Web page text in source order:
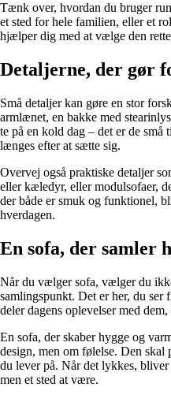
Tænk over, hvordan du bruger
et sted for hele familien, eller et
hjælper dig med at vælge den
Detaljerne, der gør
Små detaljer kan gøre en stor
armlænet, en bakke med
te på en kold dag – det er de små
længes efter at sætte sig.
Overvej også praktiske detaljer
eller kæledyr, eller modulsofaer,
der både er smuk og funktionel,
hverdagen.
En sofa, der samler
Når du vælger sofa, vælger du
samlingspunkt. Det er her, du
deler dagens oplevelser med
En sofa, der skaber hygge og
design, men om følelse. Den skal
du lever på. Når det lykkes, bliver
men et sted at være.